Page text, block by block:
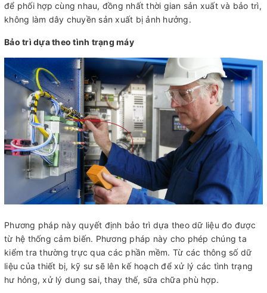
để phối hợp cùng nhau, đồng nhất thời gian sản xuất và bảo trì,
không làm dây chuyền sản xuất bị ảnh hưởng.
Bảo trì dựa theo tình trạng máy
Phương pháp này quyết định bảo trì dựa theo dữ liệu đo được
từ hệ thống cảm biến. Phương pháp này cho phép chúng ta
kiểm tra thường trực qua các phần mềm. Từ các thông số dữ
liệu của thiết bị, kỹ sư sẽ lên kế hoạch để xử lý các tình trạng
hư hỏng, xử lý dung sai, thay thế, sữa chữa phù hợp.